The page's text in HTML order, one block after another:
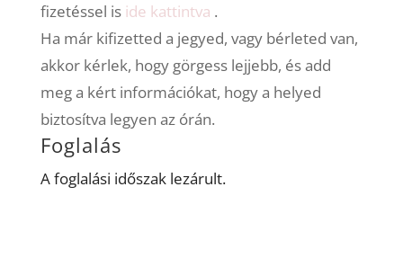
fizetéssel is ide kattintva .
Ha már kifizetted a jegyed, vagy bérleted van,
akkor kérlek, hogy görgess lejjebb, és add
meg a kért információkat, hogy a helyed
biztosítva legyen az órán.
Foglalás
A foglalási időszak lezárult.